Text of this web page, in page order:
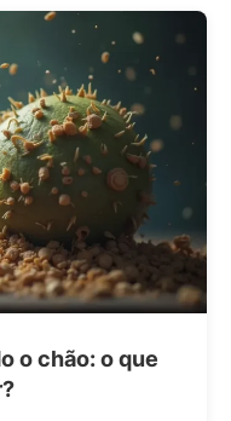
o chão: o que